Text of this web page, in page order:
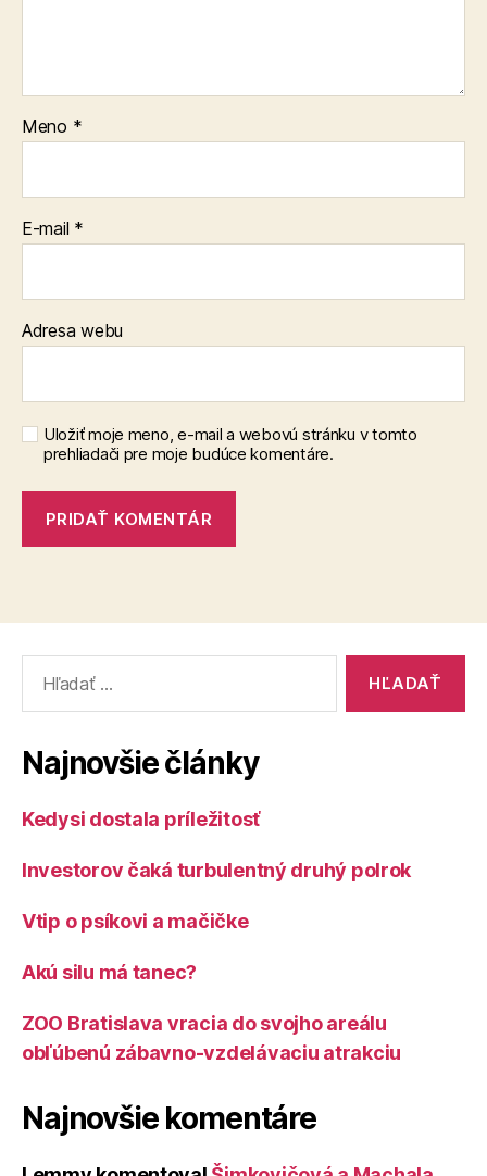
Meno *
E-mail *
Adresa webu
Uložiť moje meno, e-mail a webovú stránku v tomto
prehliadači pre moje budúce komentáre.
Najnovšie články
Kedysi dostala príležitosť
Investorov čaká turbulentný druhý polrok
Vtip o psíkovi a mačičke
Akú silu má tanec?
ZOO Bratislava vracia do svojho areálu
obľúbenú zábavno-vzdelávaciu atrakciu
Najnovšie komentáre